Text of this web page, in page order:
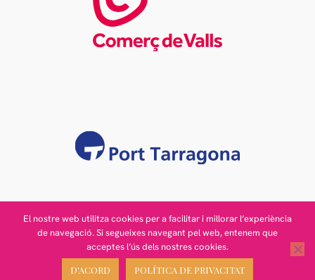
© 2026 - Cambra de Comerç
de Valls
Avís legal
Política de cookies
Canal de denúncia
El nostre web utilitza cookies per a facilitar i millorar l’experiència
de navegació. Si segueixes navegant pel web, entenem que
acceptes l’ús dels nostres cookies.
D'ACORD
POLÍTICA DE PRIVACITAT